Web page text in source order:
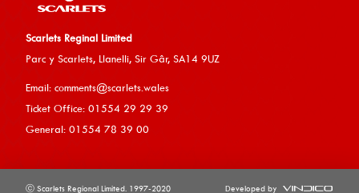
experience on our website. Learn more
Allow cookies
Scarlets Reginal Limited
Parc y Scarlets, Llanelli, Sir Gâr, SA14 9UZ
Email: comments@scarlets.wales
Ticket Office: 01554 29 29 39
General: 01554 78 39 00
ⓒ Scarlets Regional Limited. 1997-2020 Developed by